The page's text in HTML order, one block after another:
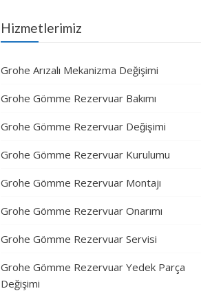
Hizmetlerimiz
Grohe Arızalı Mekanizma Değişimi
Grohe Gömme Rezervuar Bakımı
Grohe Gömme Rezervuar Değişimi
Grohe Gömme Rezervuar Kurulumu
Grohe Gömme Rezervuar Montajı
Grohe Gömme Rezervuar Onarımı
Grohe Gömme Rezervuar Servisi
Grohe Gömme Rezervuar Yedek Parça
Değişimi